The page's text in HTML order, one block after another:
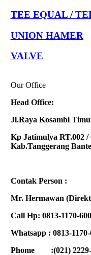
TEE EQUAL /
UNION HAMER
VALVE
Our Office
Head Office:
Jl.Raya Kosambi
Kp Jatimulya RT.002 /
Kab.Tanggerang
Contak Person :
Mr. Hermawan
Call Hp: 0813-1170-
Whatsapp : 0813-1170-
Phome :(021) 2229-